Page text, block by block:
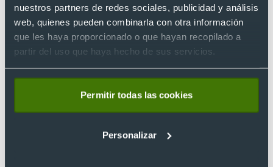
nuestros partners de redes sociales, publicidad y análisis
web, quienes pueden combinarla con otra información
que les haya proporcionado o que hayan recopilado a
partir del uso que haya hecho de sus servicios.
Permitir todas las cookies
Personalizar
Sin stock
Adaptador cargador de viaje de 3 polos con toma